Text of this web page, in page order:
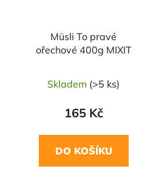
Müsli To pravé
ořechové 400g MIXIT
Skladem (>5 ks)
165 Kč
DO KOŠÍKU